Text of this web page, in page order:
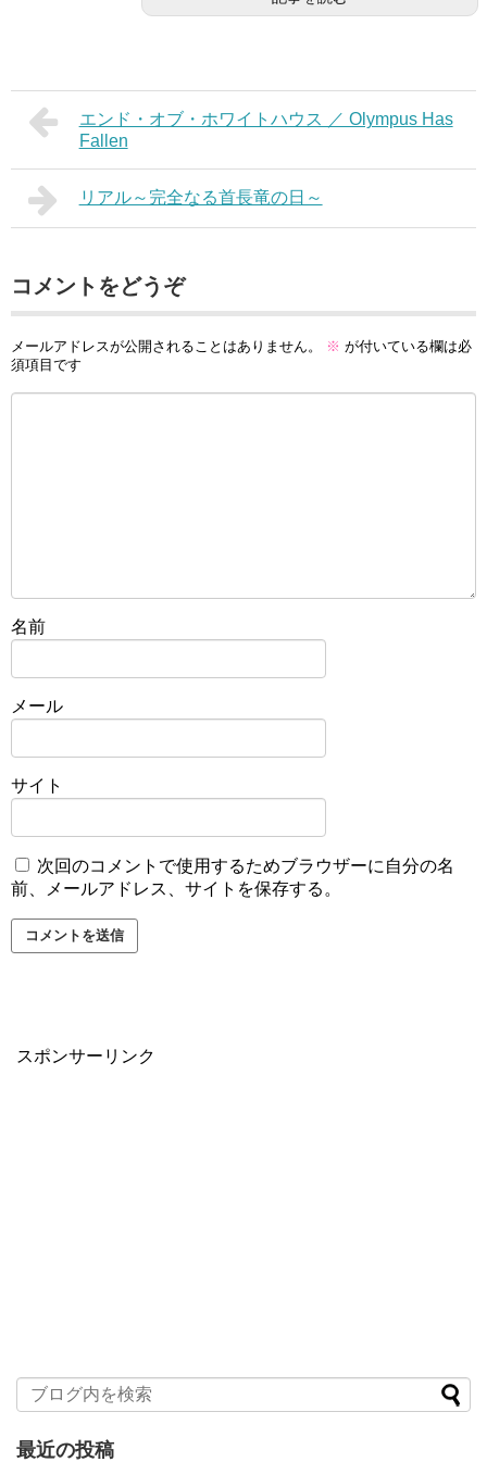
エンド・オブ・ホワイトハウス ／ Olympus Has
Fallen
リアル～完全なる首長竜の日～
コメントをどうぞ
メールアドレスが公開されることはありません。 ※ が付いている欄は必
須項目です
名前
メール
サイト
次回のコメントで使用するためブラウザーに自分の名
前、メールアドレス、サイトを保存する。
スポンサーリンク
最近の投稿